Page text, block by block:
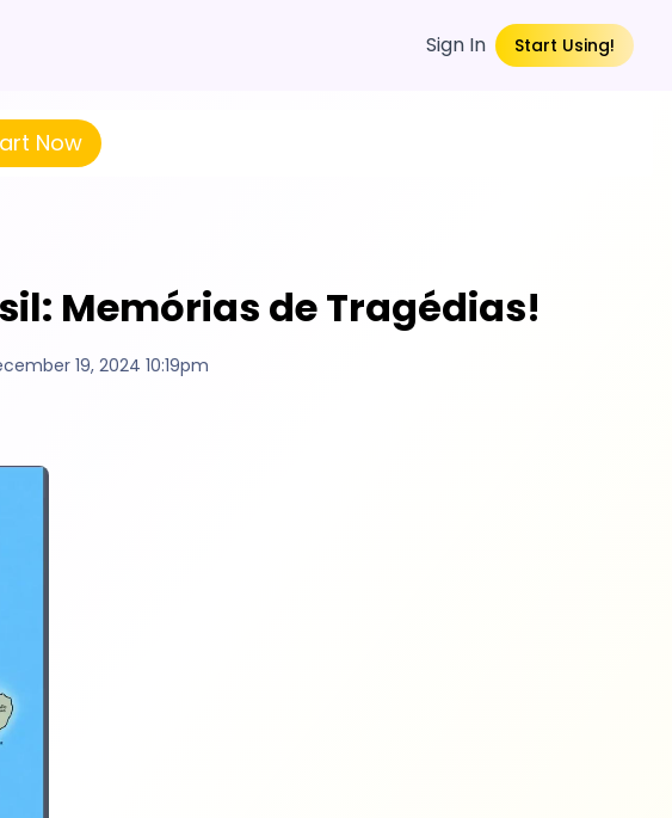
Sign In Start Using!
Now
Memórias de Tragédias!
19, 2024 10:19pm